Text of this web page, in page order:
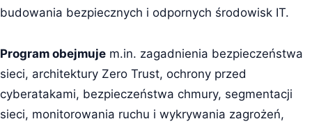
budowania bezpiecznych i odpornych środowisk IT.
Program obejmuje m.in. zagadnienia bezpieczeństwa
sieci, architektury Zero Trust, ochrony przed
cyberatakami, bezpieczeństwa chmury, segmentacji
sieci, monitorowania ruchu i wykrywania zagrożeń,